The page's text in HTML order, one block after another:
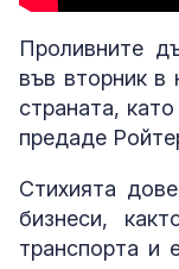
Проливните
във вторник в
страната,
предаде
Стихията
бизнеси,
транспорта и